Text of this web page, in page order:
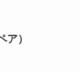
）